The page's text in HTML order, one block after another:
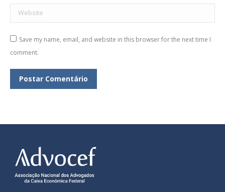
Website
Save my name, email, and website in this browser for the next time I
comment.
Postar Comentário